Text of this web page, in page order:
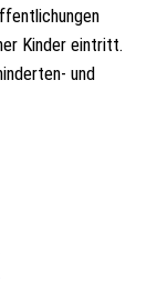
Kinder eintritt.
und